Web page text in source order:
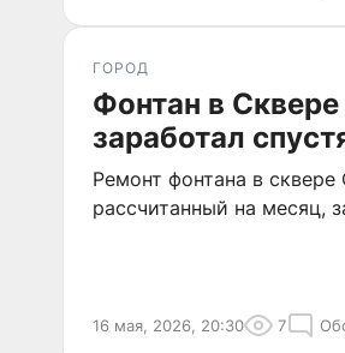
ГОРОД
Фонтан в
заработал
Ремонт фонтана в
рассчитанный на месяц,
16 мая, 2026, 20:30 7